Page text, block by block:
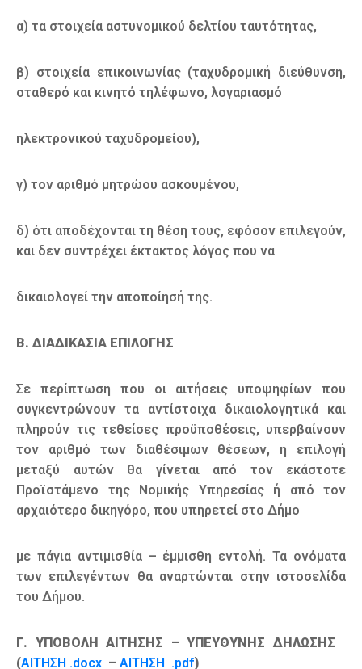
α) τα στοιχεία αστυνομικού δελτίου ταυτότητας,
β) στοιχεία επικοινωνίας (ταχυδρομική διεύθυνση,
σταθερό και κινητό τηλέφωνο, λογαριασμό
ηλεκτρονικού ταχυδρομείου),
γ) τον αριθμό μητρώου ασκουμένου,
δ) ότι αποδέχονται τη θέση τους, εφόσον επιλεγούν,
και δεν συντρέχει έκτακτος λόγος που να
δικαιολογεί την αποποίησή της.
Β. ΔΙΑΔΙΚΑΣΙΑ ΕΠΙΛΟΓΗΣ
Σε περίπτωση που οι αιτήσεις υποψηφίων που
συγκεντρώνουν τα αντίστοιχα δικαιολογητικά και
πληρούν τις τεθείσες προϋποθέσεις, υπερβαίνουν
τον αριθμό των διαθέσιμων θέσεων, η επιλογή
μεταξύ αυτών θα γίνεται από τον εκάστοτε
Προϊστάμενο της Νομικής Υπηρεσίας ή από τον
αρχαιότερο δικηγόρο, που υπηρετεί στο Δήμο
με πάγια αντιμισθία – έμμισθη εντολή. Τα ονόματα
των επιλεγέντων θα αναρτώνται στην ιστοσελίδα
του Δήμου.
Γ. ΥΠΟΒΟΛΗ ΑΙΤΗΣΗΣ – ΥΠΕΥΘΥΝΗΣ ΔΗΛΩΣΗΣ
(ΑΙΤΗΣΗ .docx – ΑΙΤΗΣΗ .pdf)